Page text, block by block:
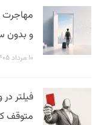
مهاجرت
و
۱۰ مرداد ۱۴۰۵
متوقف